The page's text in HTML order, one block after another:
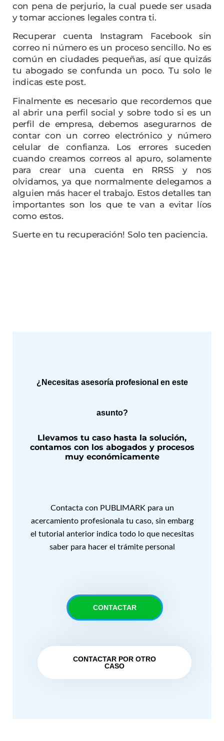
con pena de perjurio, la cual puede ser usada
y tomar acciones legales contra ti.
Recuperar cuenta Instagram Facebook sin
correo ni número es un proceso sencillo. No es
común en ciudades pequeñas, así que quizás
tu abogado se confunda un poco. Tu solo le
indicas este post.
Finalmente es necesario que recordemos que
al abrir una perfil social y sobre todo si es un
perfil de empresa, debemos asegurarnos de
contar con un correo electrónico y número
celular de confianza. Los errores suceden
cuando creamos correos al apuro, solamente
para crear una cuenta en RRSS y nos
olvidamos, ya que normalmente delegamos a
alguien más hacer el trabajo. Estos detalles tan
importantes son los que te van a evitar líos
como estos.
Suerte en tu recuperación! Solo ten paciencia.
¿Necesitas asesoría profesional en este
asunto?
Llevamos tu caso hasta la solución,
contamos con los abogados y procesos
muy económicamente
Contacta con PUBLIMARK para un
acercamiento profesionala tu caso, sin embarg
el tutorial anterior indica todo lo que necesitas
saber para hacer el trámite personal
CONTACTAR
CONTACTAR POR OTRO
CASO